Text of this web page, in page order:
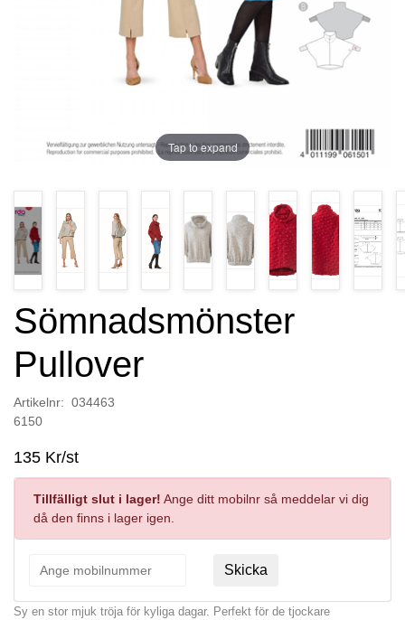
Tap to expand
Sömnadsmönster
Pullover
Artikelnr: 034463
6150
135 Kr/st
Tillfälligt slut i lager! Ange ditt mobilnr så meddelar vi dig
då den finns i lager igen.
Skicka
Sy en stor mjuk tröja för kyliga dagar. Perfekt för de tjockare